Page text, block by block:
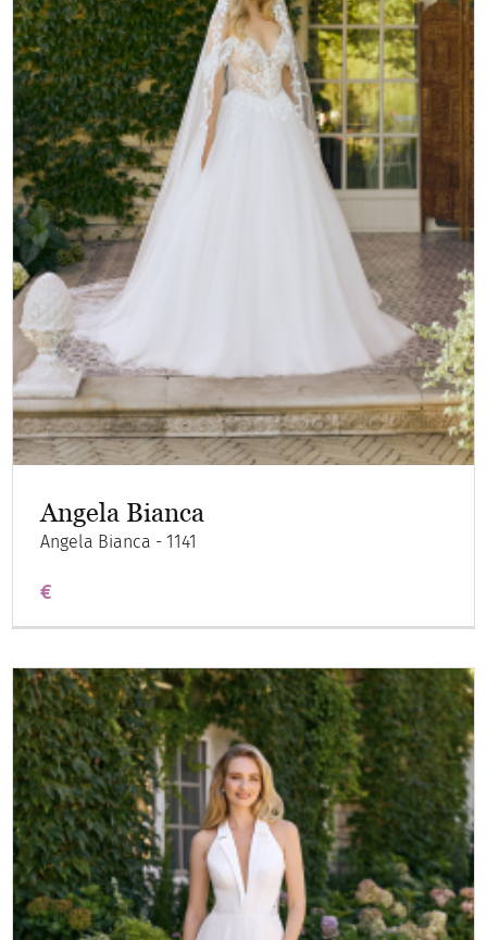
Angela Bianca
Angela Bianca - 1141
€